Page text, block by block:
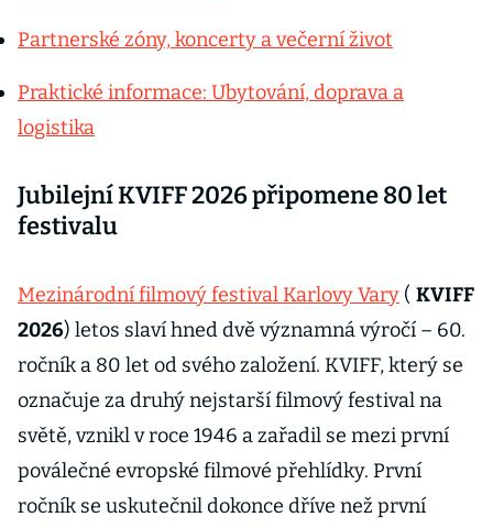
Partnerské zóny, koncerty a večerní život
Praktické informace: Ubytování, doprava a
logistika
Jubilejní KVIFF 2026 připomene 80 let
festivalu
Mezinárodní filmový festival Karlovy Vary ( KVIFF
2026) letos slaví hned dvě významná výročí – 60.
ročník a 80 let od svého založení. KVIFF, který se
označuje za druhý nejstarší filmový festival na
světě, vznikl v roce 1946 a zařadil se mezi první
poválečné evropské filmové přehlídky. První
ročník se uskutečnil dokonce dříve než první